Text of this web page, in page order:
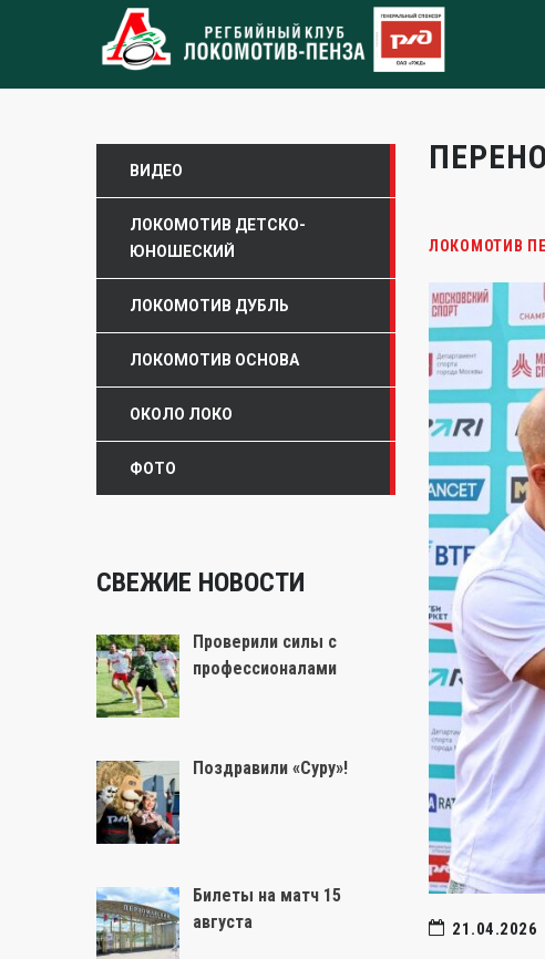
ЛОКОМОТИВ
21.04.2026
ВИДЕО
ЛОКОМОТИВ ДЕТСКО-
ЮНОШЕСКИЙ
ЛОКОМОТИВ ДУБЛЬ
ЛОКОМОТИВ ОСНОВА
ОКОЛО ЛОКО
ФОТО
СВЕЖИЕ НОВОСТИ
Проверили силы с
профессионалами
Поздравили «Суру»!
Билеты на матч 15
августа